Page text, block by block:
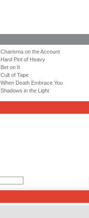
Charisma on the Account
Hard Pint of Heavy
Bet on It
Cult of Tape
When Death Embrace You
Shadows in the Light